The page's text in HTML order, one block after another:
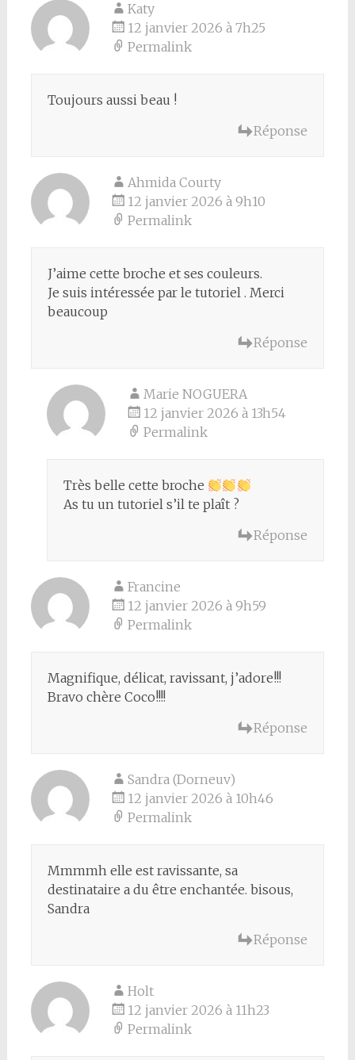
Katy
12 janvier 2026 à 7h25
Permalink
Toujours aussi beau !
Réponse
Ahmida Courty
12 janvier 2026 à 9h10
Permalink
J’aime cette broche et ses couleurs.
Je suis intéressée par le tutoriel . Merci
beaucoup
Réponse
Marie NOGUERA
12 janvier 2026 à 13h54
Permalink
Très belle cette broche
As tu un tutoriel s’il te plaît ?
Réponse
Francine
12 janvier 2026 à 9h59
Permalink
Magnifique, délicat, ravissant, j’adore!!!
Bravo chère Coco!!!!
Réponse
Sandra (Dorneuv)
12 janvier 2026 à 10h46
Permalink
Mmmmh elle est ravissante, sa
destinataire a du être enchantée. bisous,
Sandra
Réponse
Holt
12 janvier 2026 à 11h23
Permalink